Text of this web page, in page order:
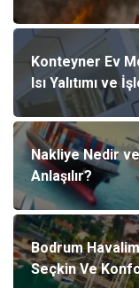
Konteyner Ev
Isı Yalıtımı ve
Nakliye Nedir
Anlaşılır?
Bodrum
Seçkin Ve